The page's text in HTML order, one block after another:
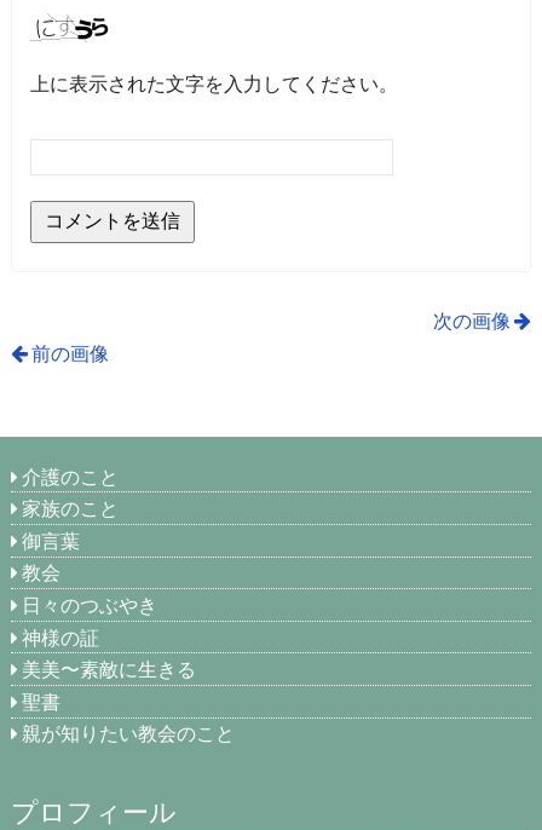
上に表示された文字を入力してください。
次の画像
前の画像
介護のこと
家族のこと
御言葉
教会
日々のつぶやき
神様の証
美美〜素敵に生きる
聖書
親が知りたい教会のこと
プロフィール